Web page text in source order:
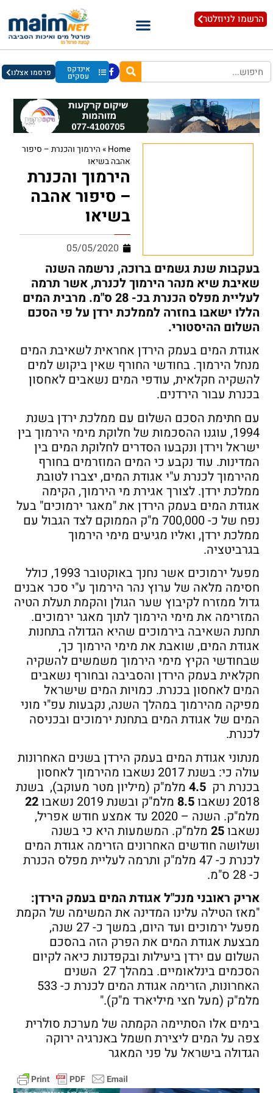
הרשמו לניוזלטר
אינדקס
עסקים פרסמו אצלנו
Home
» הירמוך והכנרת – סיפור
אהבה בשיאו
הירמוך והכנרת
– סיפור אהבה
בשיאו
05/05/2020
בעקבות שנת גשמים ברוכה, נרשמה השנה
שאיבת שיא מנהר הירמוך לכנרת, אשר תרמה
לעליית מפלס הכנרת בכ- 28 ס"מ. מרבית המים
הללו ישאבו בחזרה לממלכת ירדן על פי הסכם
השלום ההיסטורי.
אגודת המים בעמק הירדן אחראית לשאיבת המים
מנחל הירמוך. בחודשי החורף שאין ביקוש למים
להשקיה חקלאית, עודפי המים נשאבים לאחסון
בכנרת עבור הירדנים.
עם חתימת הסכם השלום עם ממלכת ירדן בשנת
1994, עוגנו ההסכמות של חלוקת מימי הירמוך בין
ישראל וירדן ונקבעו הסדרים לחלוקת המים בין
המדינות. עוד נקבע כי המים המוזרמים בחורף
מהירמוך לכנרת ע"י אגודת המים, יצברו לטובת
ממלכת ירדן. לצורך אגירת מי הירמוך, הקימה
אגודת המים בעמק הירדן את "מאגר ירמוכים" בעל
נפח של כ- 700,000 מ"ק הממוקם לצד הגבול עם
ממלכת ירדן, ואליו מגיעים מימי הירמוך
בגרביטציה.
מפעל ירמוכים אשר נחנך באוקטובר 1993, כולל
חסימה מלאה של ערוץ נהר הירמוך ע"י סכר אבנים
גדול ממזרח לקיבוץ שער הגולן והקמת תעלת הטיה
המזרימה את מימי הירמוך לתוך מאגר ירמוכים.
תחנת השאיבה בירמוכים שהיא הגדולה בתחנות
אגודת המים, שואבת את מימי הירמוך כך,
שבחודשי הקיץ מימי הירמוך משמשים להשקיה
חקלאית בעמק הירדן והסביבה ובחורף נשאבים
המים לאחסון בכנרת. כמויות המים שישראל
מפיקה מהירמוך במהלך השנה, נקבעות עפ"י מוני
המים של אגודת המים בתחנת ירמוכים ובכניסה
לכנרת.
מנתוני אגודת המים בעמק הירדן בשנים האחרונות
עולה כי: בשנת 2017 נשאבו מהירמוך לאחסון
בכנרת רק 4.5מלמ"ק (מיליון מטר מעוקב), בשנת
2018 נשאבו
8.5 מלמ"ק ובשנת 2019 נשאבו
22
מלמ"ק. השנה – 2020 עד אמצע חודש אפריל,
נשאבו 25מלמ"ק. המשמעות היא כי בשנה
ושלושה חודשים האחרונים הזרימה אגודת המים
לכנרת כ- 47 מלמ"ק ותרמה לעליית מפלס הכנרת
כ- 28 ס"מ.
אריק ראובני מנכ"ל אגודת המים בעמק הירדן:
"מאז הטילה עלינו המדינה את המשימה של הקמת
מפעל ירמוכים ועד היום, במשך כ- 27 שנה,
מבצעת אגודת המים את הפרק הזה בהסכם
השלום עם ירדן ביעילות ובקפדנות כיאה לקיום
הסכמים בינלאומיים. במהלך 27 השנים
האחרונות, הזרימה אגודת המים לכנרת כ- 533
מלמ"ק (מעל חצי מיליארד מ"ק)."
בימים אלו הסתיימה הקמתה של מערכת סולרית
צפה על המים ליצירת חשמל באנרגיה ירוקה
הגדולה בישראל על פני המאגר